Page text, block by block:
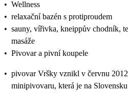
• Wellness
• relaxační bazén s protiproudem
• sauny, vířivka, kneippův chodník,
masáže
• Pivovar a pivní koupele
• pivovar Vršky vznikl v červnu
minipivovaru, která je na